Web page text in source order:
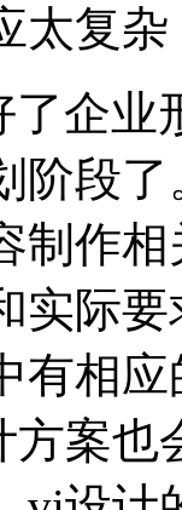
太复
了企业
阶段
制作
实际
有相
案也